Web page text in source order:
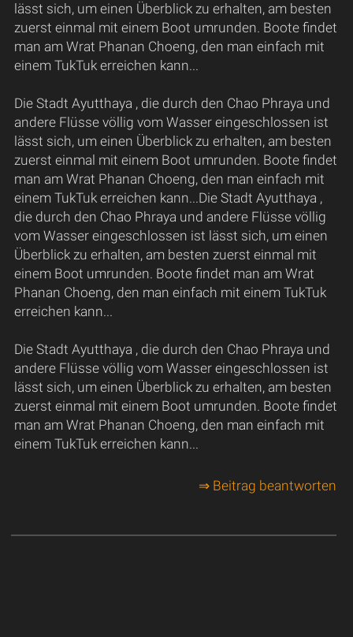
lässt sich, um einen Überblick zu erhalten, am besten
zuerst einmal mit einem Boot umrunden. Boote findet
man am Wrat Phanan Choeng, den man einfach mit
einem TukTuk erreichen kann...
Die Stadt Ayutthaya , die durch den Chao Phraya und
andere Flüsse völlig vom Wasser eingeschlossen ist
lässt sich, um einen Überblick zu erhalten, am besten
zuerst einmal mit einem Boot umrunden. Boote findet
man am Wrat Phanan Choeng, den man einfach mit
einem TukTuk erreichen kann...Die Stadt Ayutthaya ,
die durch den Chao Phraya und andere Flüsse völlig
vom Wasser eingeschlossen ist lässt sich, um einen
Überblick zu erhalten, am besten zuerst einmal mit
einem Boot umrunden. Boote findet man am Wrat
Phanan Choeng, den man einfach mit einem TukTuk
erreichen kann...
Die Stadt Ayutthaya , die durch den Chao Phraya und
andere Flüsse völlig vom Wasser eingeschlossen ist
lässt sich, um einen Überblick zu erhalten, am besten
zuerst einmal mit einem Boot umrunden. Boote findet
man am Wrat Phanan Choeng, den man einfach mit
einem TukTuk erreichen kann...
⇒ Beitrag beantworten